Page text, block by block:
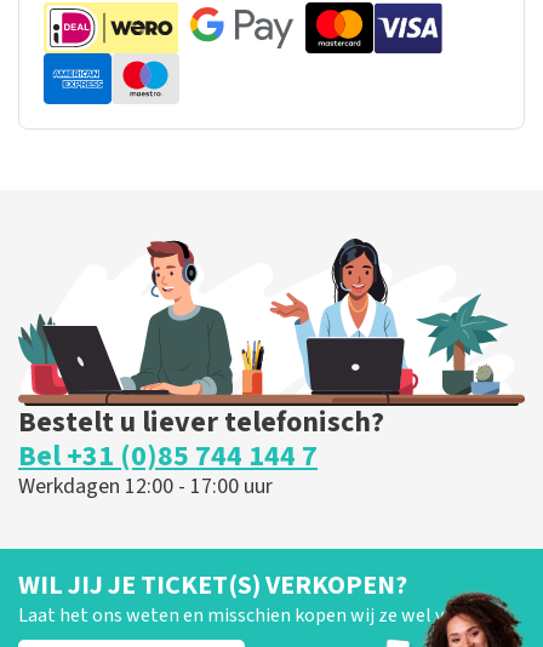
Bestelt u liever telefonisch?
Bel +31 (0)85 744 144 7
Werkdagen 12:00 - 17:00 uur
WIL JIJ JE TICKET(S) VERKOPEN?
Laat het ons weten en misschien kopen wij ze wel van je!